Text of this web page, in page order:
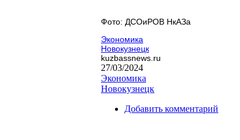
Фото: ДСОиРОВ НкАЗа
Экономика
Новокузнецк
kuzbassnews.ru
27/03/2024
Экономика
Новокузнецк
Добавить комментарий